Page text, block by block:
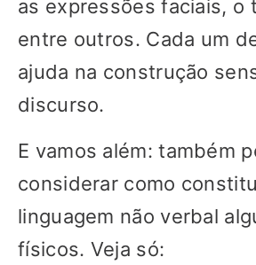
as expressões faciais, o
entre outros. Cada um
ajuda na construção
discurso.
E vamos além: também
considerar como
linguagem não verbal
físicos. Veja só: